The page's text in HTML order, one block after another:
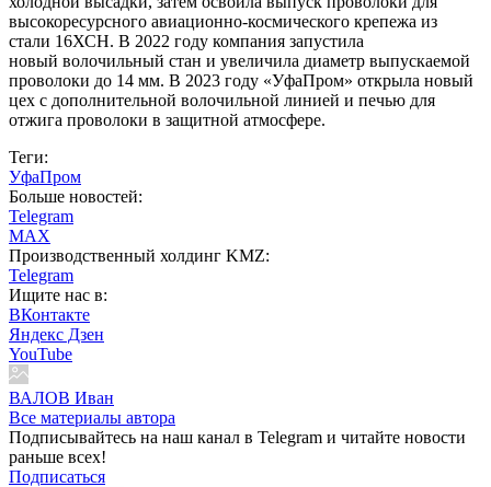
высокоресурсного авиационно-космического крепежа из
стали 16ХСН. В 2022 году компания запустила
новый волочильный стан и увеличила диаметр выпускаемой
проволоки до 14 мм. В 2023 году «УфаПром» открыла новый
цех с дополнительной волочильной линией и печью для
отжига проволоки в защитной атмосфере.
Теги:
УфаПром
Больше новостей:
Telegram
MAX
Производственный холдинг KMZ:
Telegram
Ищите нас в:
ВКонтакте
Яндекс Дзен
YouTube
ВАЛОВ Иван
Все материалы автора
Подписывайтесь на наш канал в Telegram и читайте новости
раньше всех!
Подписаться